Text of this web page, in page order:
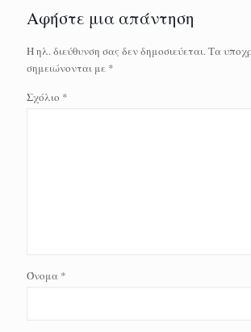
Αφήστε μια απάντηση
Η ηλ. διεύθυνση σας δεν δημοσιεύεται.Τα
σημειώνονται με *
Σχόλιο *
Όνομα *